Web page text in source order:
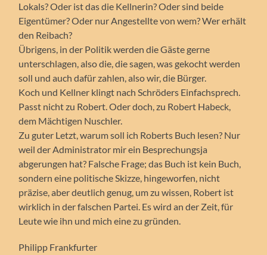
Lokals? Oder ist das die Kellnerin? Oder sind beide
Eigentümer? Oder nur Angestellte von wem? Wer erhält
den Reibach?
Übrigens, in der Politik werden die Gäste gerne
unterschlagen, also die, die sagen, was gekocht werden
soll und auch dafür zahlen, also wir, die Bürger.
Koch und Kellner klingt nach Schröders Einfachsprech.
Passt nicht zu Robert. Oder doch, zu Robert Habeck,
dem Mächtigen Nuschler.
Zu guter Letzt, warum soll ich Roberts Buch lesen? Nur
weil der Administrator mir ein Besprechungsja
abgerungen hat? Falsche Frage; das Buch ist kein Buch,
sondern eine politische Skizze, hingeworfen, nicht
präzise, aber deutlich genug, um zu wissen, Robert ist
wirklich in der falschen Partei. Es wird an der Zeit, für
Leute wie ihn und mich eine zu gründen.
Philipp Frankfurter